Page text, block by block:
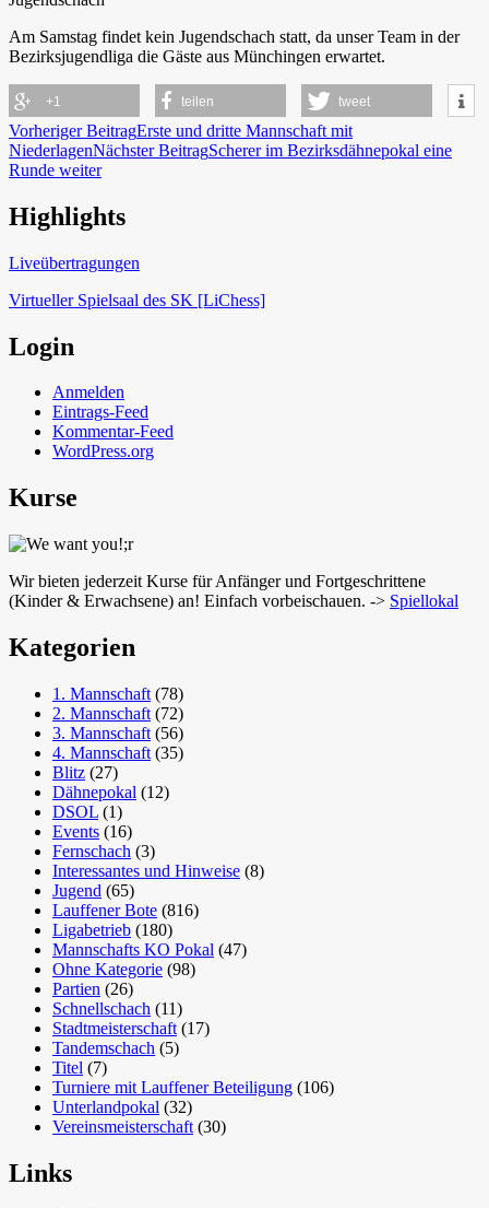
Am Samstag findet kein Jugendschach statt, da unser Team in der
Bezirksjugendliga die Gäste aus Münchingen erwartet.
+1 teilen tweet
Beitragsnavigation
Vorheriger BeitragErste und dritte Mannschaft mit
NiederlagenNächster BeitragScherer im Bezirksdähnepokal eine
Runde weiter
Schach in Lauffen
Highlights
Liveübertragungen
Virtueller Spielsaal des SK [LiChess]
Login
Anmelden
Eintrags-Feed
Kommentar-Feed
WordPress.org
Kurse
Wir bieten jederzeit Kurse für Anfänger und Fortgeschrittene
(Kinder & Erwachsene) an! Einfach vorbeischauen. -> Spiellokal
Kategorien
1. Mannschaft (78)
2. Mannschaft (72)
3. Mannschaft (56)
4. Mannschaft (35)
Blitz (27)
Dähnepokal (12)
DSOL (1)
Events (16)
Fernschach (3)
Interessantes und Hinweise (8)
Jugend (65)
Lauffener Bote (816)
Ligabetrieb (180)
Mannschafts KO Pokal (47)
Ohne Kategorie (98)
Partien (26)
Schnellschach (11)
Stadtmeisterschaft (17)
Tandemschach (5)
Titel (7)
Turniere mit Lauffener Beteiligung (106)
Unterlandpokal (32)
Vereinsmeisterschaft (30)
Links